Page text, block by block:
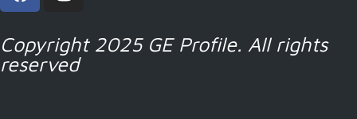
Copyright 2025 GE Profile. All rights
reserved